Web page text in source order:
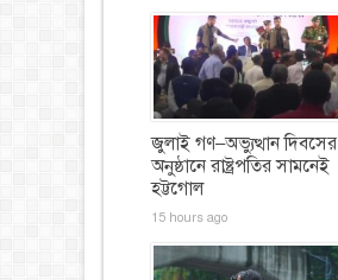
জুলাই গণ–অভ্যুত্থান দিবসের
অনুষ্ঠানে রাষ্ট্রপতির সামনেই
হট্টগোল
15 hours ago